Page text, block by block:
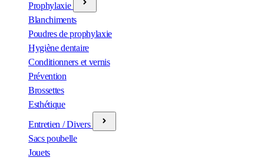
Prophylaxie
Blanchiments
Poudres de prophylaxie
Hygiène dentaire
Conditionners et vernis
Prévention
Brossettes
Esthétique
Entretien / Divers
Sacs poubelle
Jouets